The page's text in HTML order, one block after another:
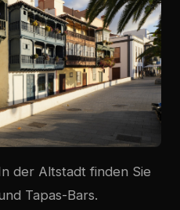
der Altstadt finden Sie
Tapas-Bars.